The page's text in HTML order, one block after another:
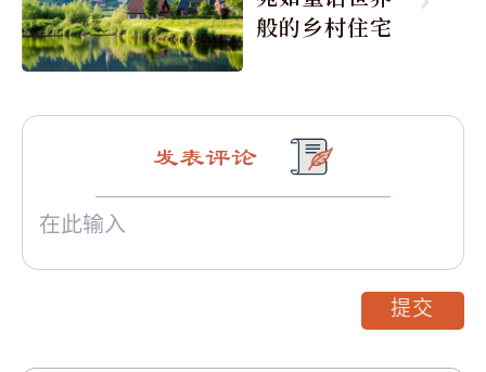
般的乡村住宅
发表评论
提交